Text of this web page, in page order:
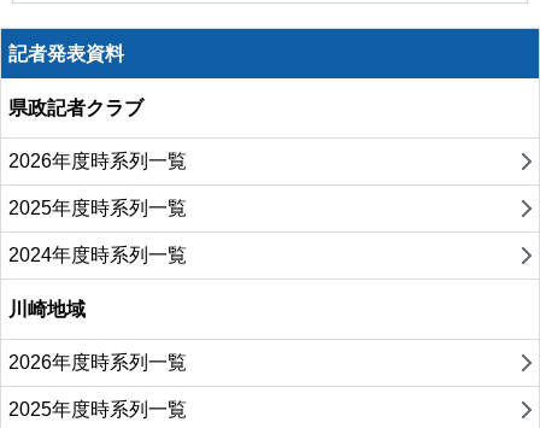
記者発表資料
県政記者クラブ
2026年度時系列一覧
2025年度時系列一覧
2024年度時系列一覧
川崎地域
2026年度時系列一覧
2025年度時系列一覧